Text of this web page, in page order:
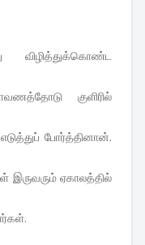
விழித்துக்கொண்ட
குளிரில்
போர்த்தினான்.
இருவரும் ஏகாலத்தில்